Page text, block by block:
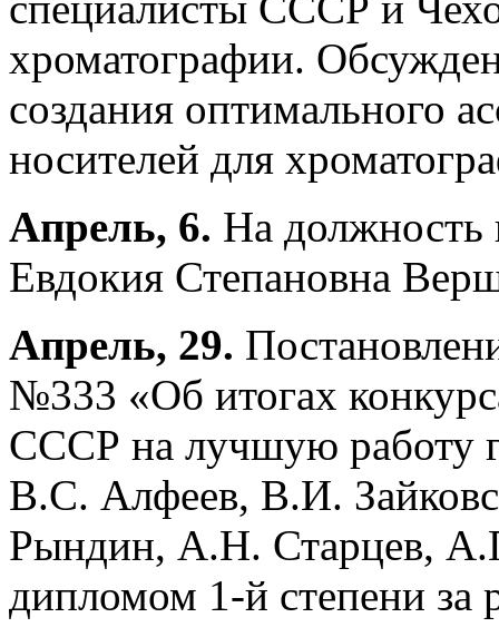
хроматографии.
создания оптимального
носителей для
Апрель, 6. На должность
Евдокия Степановна
Апрель, 29.
№333 «Об итогах
СССР на лучшую работу
В.С. Алфеев, В.И.
Рындин, А.Н. Старцев,
дипломом 1-й степени за